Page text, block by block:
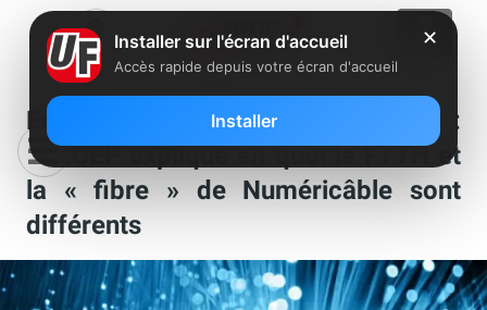
Encadrement du mot « fibre » :
l’ARCEP explique en quoi le FTTH et
la « fibre » de Numéricâble sont
différents
✕
Installer sur l'écran d'accueil
Accès rapide depuis votre écran d'accueil
Installer